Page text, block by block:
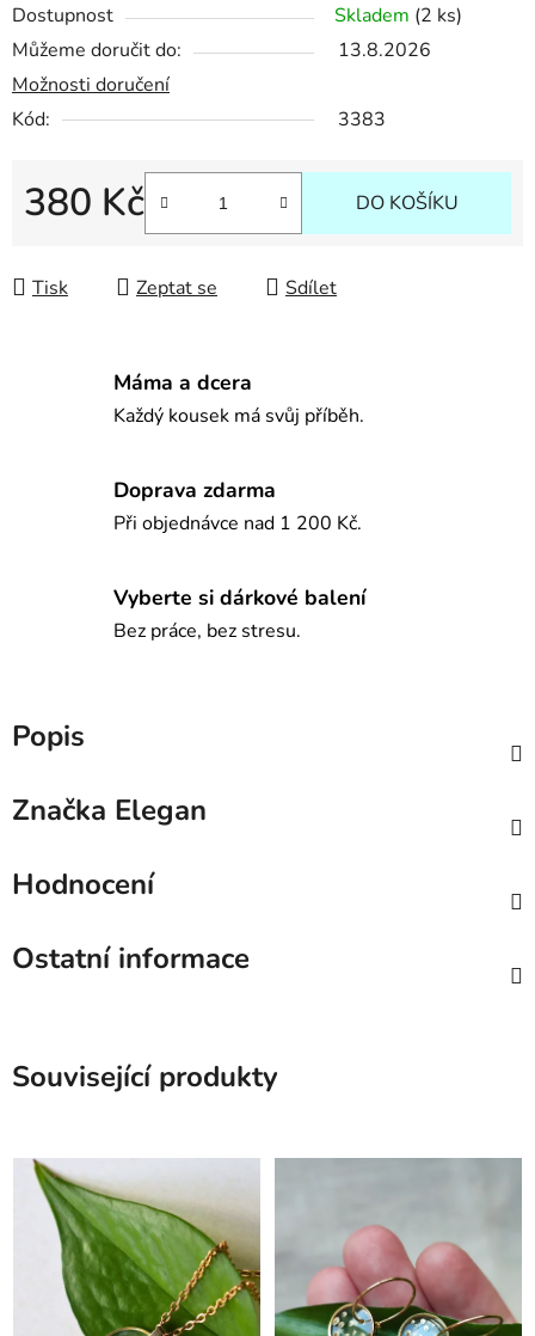
Dostupnost Skladem (2 ks)
Můžeme doručit do:
13.8.2026
Možnosti doručení
Kód:
3383
380 Kč DO KOŠÍKU
Tisk Zeptat se Sdílet
Máma a dcera
Každý kousek má svůj příběh.
Doprava zdarma
Při objednávce nad 1 200 Kč.
Vyberte si dárkové balení
Bez práce, bez stresu.
Popis
Značka Elegan
Hodnocení
Ostatní informace
Související produkty